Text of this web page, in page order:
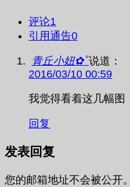
评论1
引用通告0
青丘小妞✿ﾟ说道：
2016/03/10 00:59
我觉得看着这几幅图
回复
发表回复
您的邮箱地址不会被公开。